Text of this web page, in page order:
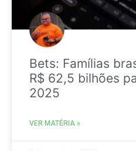
Bets: Famílias
R$ 62,5 bilhões
2025
VER MATÉRIA »